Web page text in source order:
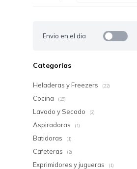
Envio en el dia
Categorías
Heladeras y Freezers (22)
Cocina (19)
Lavado y Secado (2)
Aspiradoras (1)
Batidoras (1)
Cafeteras (2)
Exprimidores y jugueras (1)